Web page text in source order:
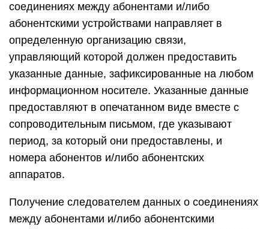
соединениях между абонентами и/либо
абонентскими устройствами направляет в
определенную организацию связи,
управляющий которой должен предоставить
указанные данные, зафиксированные на любом
информационном носителе. Указанные данные
предоставляют в опечатанном виде вместе с
сопроводительным письмом, где указывают
период, за который они предоставлены, и
номера абонентов и/либо абонентских
аппаратов.
Получение следователем данных о соединениях
между абонентами и/либо абонентскими